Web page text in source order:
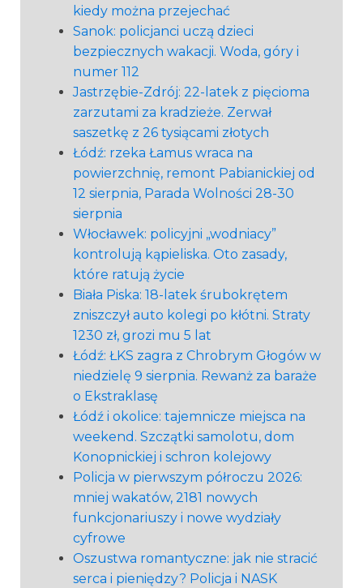
kiedy można przejechać
Sanok: policjanci uczą dzieci
bezpiecznych wakacji. Woda, góry i
numer 112
Jastrzębie-Zdrój: 22-latek z pięcioma
zarzutami za kradzieże. Zerwał
saszetkę z 26 tysiącami złotych
Łódź: rzeka Łamus wraca na
powierzchnię, remont Pabianickiej od
12 sierpnia, Parada Wolności 28-30
sierpnia
Włocławek: policyjni „wodniacy”
kontrolują kąpieliska. Oto zasady,
które ratują życie
Biała Piska: 18-latek śrubokrętem
zniszczył auto kolegi po kłótni. Straty
1230 zł, grozi mu 5 lat
Łódź: ŁKS zagra z Chrobrym Głogów w
niedzielę 9 sierpnia. Rewanż za baraże
o Ekstraklasę
Łódź i okolice: tajemnicze miejsca na
weekend. Szczątki samolotu, dom
Konopnickiej i schron kolejowy
Policja w pierwszym półroczu 2026:
mniej wakatów, 2181 nowych
funkcjonariuszy i nowe wydziały
cyfrowe
Oszustwa romantyczne: jak nie stracić
serca i pieniędzy? Policja i NASK